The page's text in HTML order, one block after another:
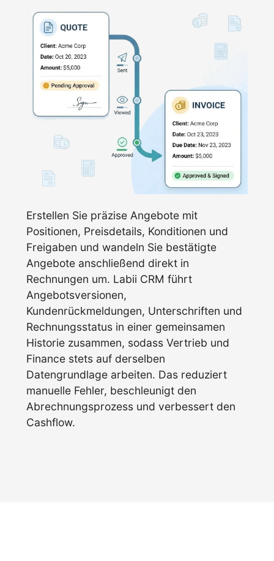
Erstellen Sie präzise Angebote mit
Positionen, Preisdetails, Konditionen und
Freigaben und wandeln Sie bestätigte
Angebote anschließend direkt in
Rechnungen um. Labii CRM führt
Angebotsversionen,
Kundenrückmeldungen, Unterschriften und
Rechnungsstatus in einer gemeinsamen
Historie zusammen, sodass Vertrieb und
Finance stets auf derselben
Datengrundlage arbeiten. Das reduziert
manuelle Fehler, beschleunigt den
Abrechnungsprozess und verbessert den
Cashflow.